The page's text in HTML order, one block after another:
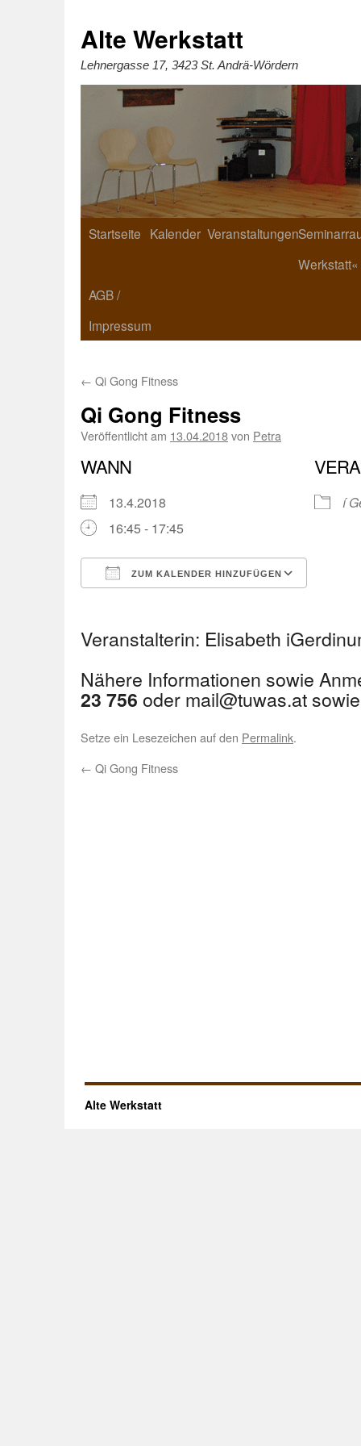
Alte Werkstatt
Lehnergasse 17, 3423 St. Andrä-Wördern
Startseite Kalender Veranstaltungen
Werkstatt«
AGB /
Impressum
← Qi Gong Fitness
Qi Gong Fitness
Veröffentlicht am 13.04.2018von Petra
WANN
13.4.2018
16:45 - 17:45
ZUM KALENDER HINZUFÜGEN
í
Veranstalterin: Elisabeth
Nähere Informationen sowie
23 756 oder mail@tuwas.at
Setze ein Lesezeichen auf den Permalink.
← Qi Gong Fitness
Alte Werkstatt